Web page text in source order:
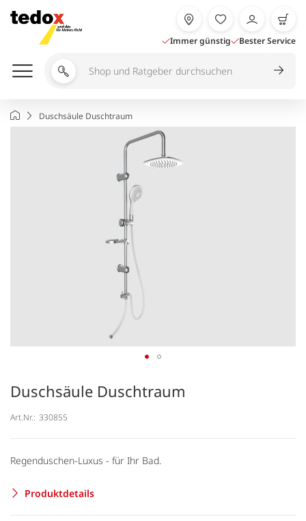
Inhalt
springen
Immer günstig Bester Service
Shop
durchsuchen
StartseiteDuschsäule Duschtraum
Duschsäule Duschtraum
Art.Nr.: 330855
Regenduschen-Luxus - für Ihr Bad.
Produktdetails